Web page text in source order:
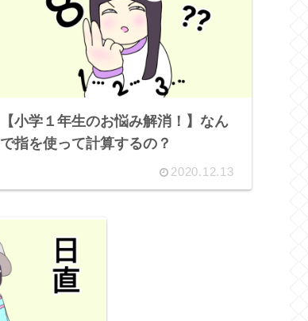
【小学１年生のお悩み解消！】なん
で指を使って計算するの？
2020.12.13